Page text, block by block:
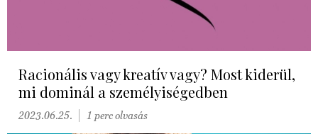
Racionális vagy kreatív vagy? Most kiderül,
mi dominál a személyiségedben
2023.06.25. 1 perc olvasás